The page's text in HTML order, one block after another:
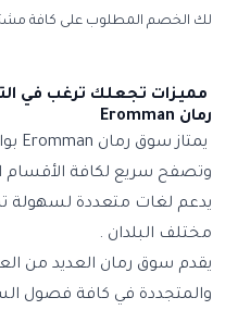
لك الخصم المطلوب على كافة
مميزات تجعلك ترغب في
رمان Eromman
يمتازسوق رمان Eromman
وتصفح سريع لكافة الأقسام
يدعم لغات متعددة لسهولة
مختلف البلدان .
يقدم سوق رمان العديد من
والمتجددة في كافة فصول